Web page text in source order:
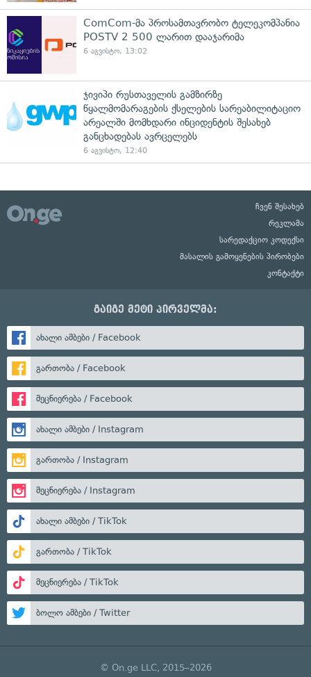
ComCom-მა პროსამთავრობო ტელეკომპანია
POSTV 2 500 ლარით დააჯარიმა
6 აგვისტო, 13:02
ჯივიპი რუსთაველის გამზირზე
წყალმომარაგების ქსელების სარეაბილიტაციო
არეალში მომხდარი ინციდენტის შესახებ
განცხადებას ავრცელებს
6 აგვისტო, 12:40
ჩვენ შესახებ
რეკლამა
სარედაქციო კოდექსი
მასალის გამოყენების პირობები
კონტაქტი
გაიგე მეტი პირველმა:
ახალი ამბები / Facebook
გართობა / Facebook
მეცნიერება / Facebook
ახალი ამბები / Instagram
გართობა / Instagram
მეცნიერება / Instagram
ახალი ამბები / TikTok
გართობა / TikTok
მეცნიერება / TikTok
ბოლო ამბები / Twitter
© On.ge LLC, 2015–2026